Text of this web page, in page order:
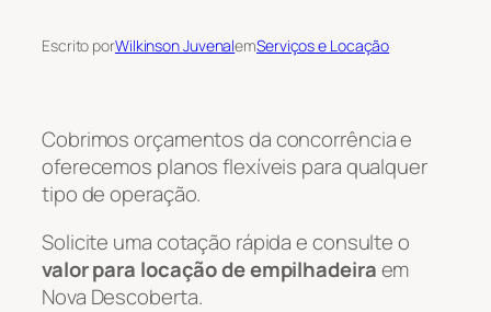
Escrito porWilkinson JuvenalemServiços e Locação
Cobrimos orçamentos da concorrência e
oferecemos planos flexíveis para qualquer
tipo de operação.
Solicite uma cotação rápida e consulte o
valor para locação de empilhadeiraem
Nova Descoberta.